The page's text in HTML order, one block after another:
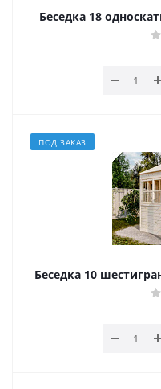
Беседка 18
ПОД ЗАКАЗ
Беседка 10